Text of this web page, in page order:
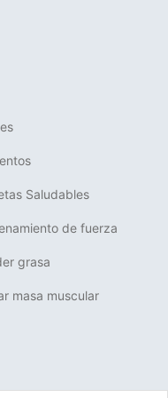
Saludables
de fuerza
grasa
masa muscular